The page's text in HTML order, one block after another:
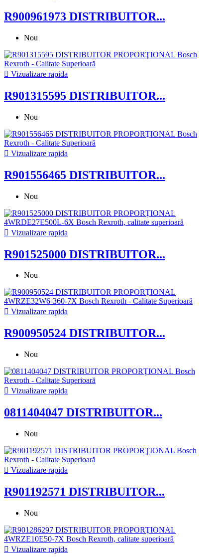
R900961973 DISTRIBUITOR...
Nou
 Vizualizare rapida
R901315595 DISTRIBUITOR...
Nou
 Vizualizare rapida
R901556465 DISTRIBUITOR...
Nou
 Vizualizare rapida
R901525000 DISTRIBUITOR...
Nou
 Vizualizare rapida
R900950524 DISTRIBUITOR...
Nou
 Vizualizare rapida
0811404047 DISTRIBUITOR...
Nou
 Vizualizare rapida
R901192571 DISTRIBUITOR...
Nou
 Vizualizare rapida